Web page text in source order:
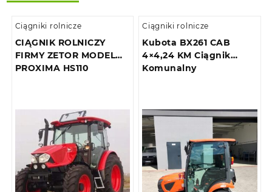
Ciągniki rolnicze
CIĄGNIK ROLNICZY
FIRMY ZETOR MODEL
PROXIMA HS110
Ciągniki rolnicze
Kubota BX261 CAB
4×4,24 KM Ciągnik
Komunalny